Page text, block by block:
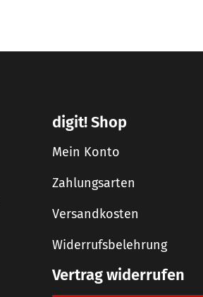
digit! Shop
Mein Konto
Zahlungsarten
Versandkosten
Widerrufsbelehrung
Vertrag widerrufen